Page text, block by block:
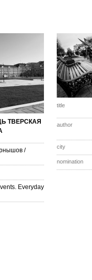
ТВЕРСКАЯ
/
Everyday
title
author
city
nomination